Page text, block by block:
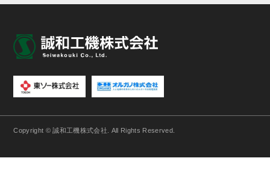
Copyright © 誠和工機株式会社. All Rights Reserved.